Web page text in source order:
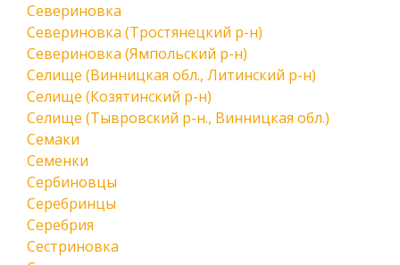
Севериновка
Севериновка (Тростянецкий р-н)
Севериновка (Ямпольский р-н)
Селище (Винницкая обл., Литинский р-н)
Селище (Козятинский р-н)
Селище (Тывровский р-н., Винницкая обл.)
Семаки
Семенки
Сербиновцы
Серебринцы
Серебрия
Сестриновка